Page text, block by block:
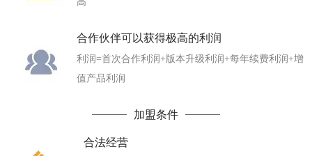
合作伙伴可以获得极高的利润
利润=首次合作利润+版本升级利润+每年续费利润+增
值产品利润
加盟条件
合法经营